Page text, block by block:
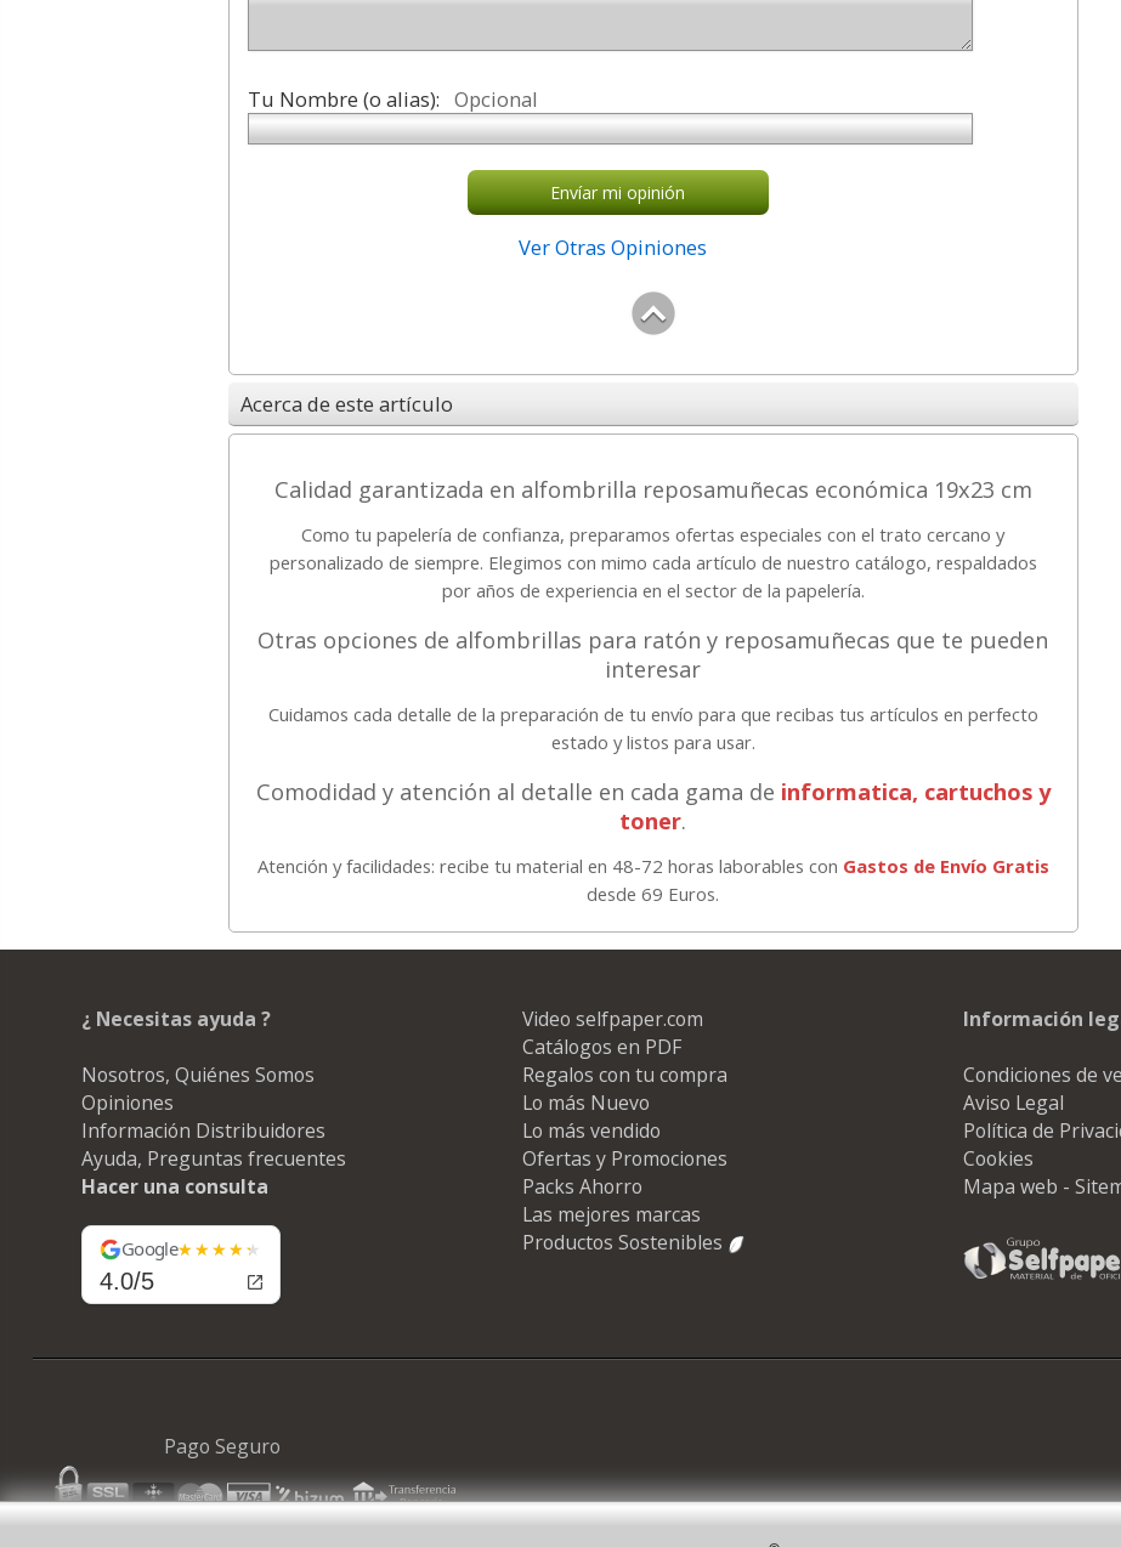
Tu Nombre (o alias): Opcional
Envíar mi opinión
Ver Otras Opiniones
Acerca de este artículo
Calidad garantizada en alfombrilla reposamuñecas económica 19x23 cm
Como tu papelería de confianza, preparamos ofertas especiales con el trato cercano y
personalizado de siempre. Elegimos con mimo cada artículo de nuestro catálogo, respaldados
por años de experiencia en el sector de la papelería.
Otras opciones de alfombrillas para ratón y reposamuñecas que te pueden
interesar
Cuidamos cada detalle de la preparación de tu envío para que recibas tus artículos en perfecto
estado y listos para usar.
Comodidad y atención al detalle en cada gama de informatica, cartuchos y
toner.
Atención y facilidades: recibe tu material en 48-72 horas laborables con Gastos de Envío Gratis
desde 69 Euros.
¿ Necesitas ayuda ?
Nosotros, Quiénes Somos
Opiniones
Información Distribuidores
Ayuda, Preguntas frecuentes
Hacer una consulta
Google
4.0/5
Video selfpaper.com
Catálogos en PDF
Regalos con tu compra
Lo más Nuevo
Lo más vendido
Ofertas y Promociones
Packs Ahorro
Las mejores marcas
Productos Sostenibles
Información
Condiciones de
Aviso Legal
Política de
Cookies
Mapa web -
Pago Seguro